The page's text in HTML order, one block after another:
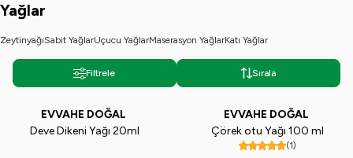
Yağlar
ZeytinyağıSabit YağlarUçucu YağlarMaserasyon YağlarKatı Yağlar
Filtrele Sırala
EVVAHE DOĞAL
Deve Dikeni Yağı 20ml
EVVAHE DOĞAL
Çörek otu Yağı 100 ml
(1)